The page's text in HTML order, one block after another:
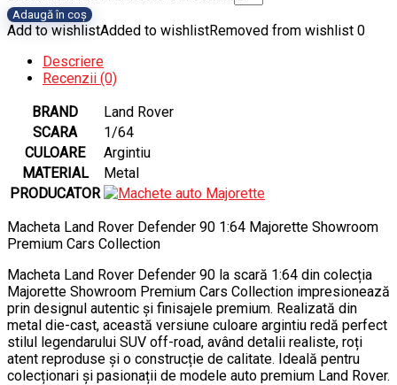
Adaugă în coș
Add to wishlistAdded to wishlistRemoved from wishlist 0
Descriere
Recenzii (0)
BRAND
Land Rover
SCARA
1/64
CULOARE
Argintiu
MATERIAL
Metal
PRODUCATOR
Macheta Land Rover Defender 90 1:64 Majorette Showroom
Premium Cars Collection
Macheta Land Rover Defender 90 la scară 1:64 din colecția
Majorette Showroom Premium Cars Collection impresionează
prin designul autentic și finisajele premium. Realizată din
metal die-cast, această versiune culoare argintiu redă perfect
stilul legendarului SUV off-road, având detalii realiste, roți
atent reproduse și o construcție de calitate. Ideală pentru
colecționari și pasionații de modele auto premium Land Rover.